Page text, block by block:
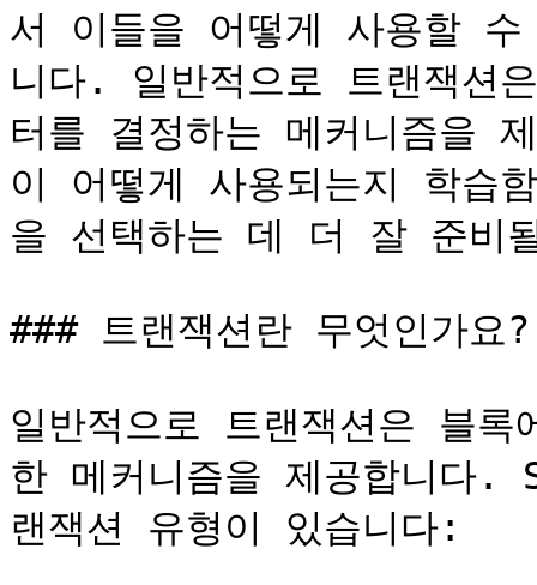
서 이들을 어떻게 사용할
니다. 일반적으로 트랜잭션
터를 결정하는 메커니즘을
이 어떻게 사용되는지 학습
을 선택하는 데 더 잘 준비
### 트랜잭션란 무엇인가요?
일반적으로 트랜잭션은 블
한 메커니즘을 제공합니다
랜잭션 유형이 있습니다: